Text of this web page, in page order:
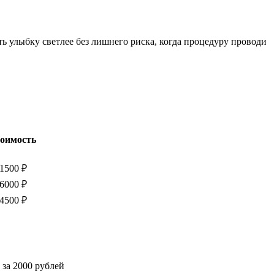
светлее без лишнего риска, когда процедуру
₽
₽
₽